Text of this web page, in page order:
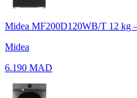
Midea MF200D120WB/T 12 kg
Midea
6.190 MAD